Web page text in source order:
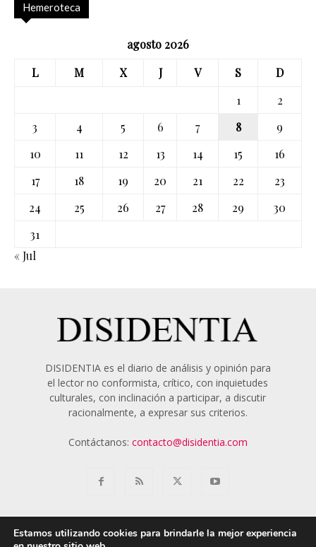
Hemeroteca
agosto 2026
L
M X J V S
D
1
2
3
4 5 6 7 8
9
10
11 12 13 14 15
16
17
18 19 20 21 22
23
24
25 26 27 28 29
30
31
« Jul
DISIDENTIA es el diario de análisis y opinión para
el lector no conformista, crítico, con inquietudes
culturales, con inclinación a participar, a discutir
racionalmente, a expresar sus criterios.
Contáctanos: contacto@disidentia.com
Estamos utilizando cookies para brindarle la mejor experiencia